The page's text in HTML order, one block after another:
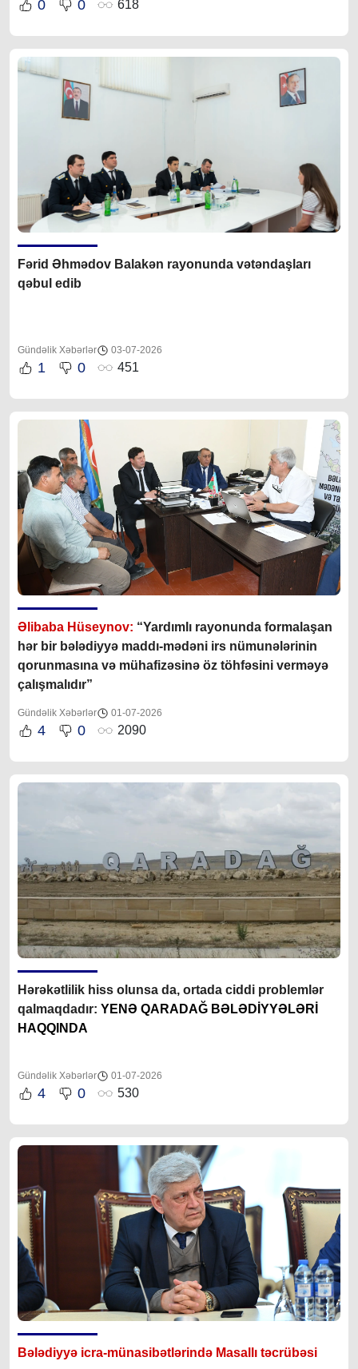
0 0 618
Fərid Əhmədov Balakən rayonunda vətəndaşları
qəbul edib
Gündəlik Xəbərlər 03-07-2026
1 0 451
Əlibaba Hüseynov: “Yardımlı rayonunda formalaşan
hər bir bələdiyyə maddı-mədəni irs nümunələrinin
qorunmasına və mühafizəsinə öz töhfəsini verməyə
çalışmalıdır”
Gündəlik Xəbərlər 01-07-2026
4 0 2090
Hərəkətlilik hiss olunsa da, ortada ciddi problemlər
qalmaqdadır: YENƏ QARADAĞ BƏLƏDİYYƏLƏRİ
HAQQINDA
Gündəlik Xəbərlər 01-07-2026
4 0 530
Bələdiyyə icra-münasibətlərində Masallı təcrübəsi